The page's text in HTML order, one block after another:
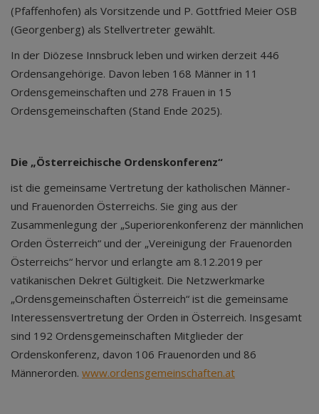
(Pfaffenhofen) als Vorsitzende und P. Gottfried Meier OSB
(Georgenberg) als Stellvertreter gewählt.
In der Diözese Innsbruck leben und wirken derzeit 446
Ordensangehörige. Davon leben 168 Männer in 11
Ordensgemeinschaften und 278 Frauen in 15
Ordensgemeinschaften (Stand Ende 2025).
Die „Österreichische Ordenskonferenz“
ist die gemeinsame Vertretung der katholischen Männer-
und Frauenorden Österreichs. Sie ging aus der
Zusammenlegung der „Superiorenkonferenz der männlichen
Orden Österreich“ und der „Vereinigung der Frauenorden
Österreichs“ hervor und erlangte am 8.12.2019 per
vatikanischen Dekret Gültigkeit. Die Netzwerkmarke
„Ordensgemeinschaften Österreich“ ist die gemeinsame
Interessensvertretung der Orden in Österreich. Insgesamt
sind 192 Ordensgemeinschaften Mitglieder der
Ordenskonferenz, davon 106 Frauenorden und 86
Männerorden. www.ordensgemeinschaften.at